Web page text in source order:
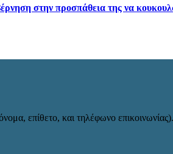
στην προσπάθεια της να
επίθετο, και τηλέφωνο επικοινωνίας).